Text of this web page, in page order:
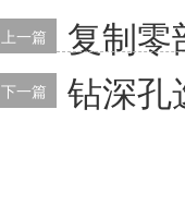
上一篇 复制零
下一篇 钻深孔